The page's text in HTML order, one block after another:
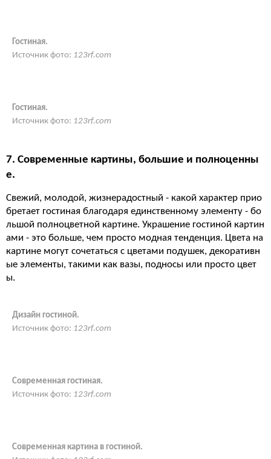
Гостиная.
Источник фото: 123rf.com
Гостиная.
Источник фото: 123rf.com
7. Современные картины, большие и полноценны
е.
Свежий, молодой, жизнерадостный - какой характер прио
бретает гостиная благодаря единственному элементу - бо
льшой полноцветной картине. Украшение гостиной картин
ами - это больше, чем просто модная тенденция. Цвета на
картине могут сочетаться с цветами подушек, декоративн
ые элементы, такими как вазы, подносы или просто цвет
ы.
Дизайн гостиной.
Источник фото: 123rf.com
Современная гостиная.
Источник фото: 123rf.com
Современная картина в гостиной.